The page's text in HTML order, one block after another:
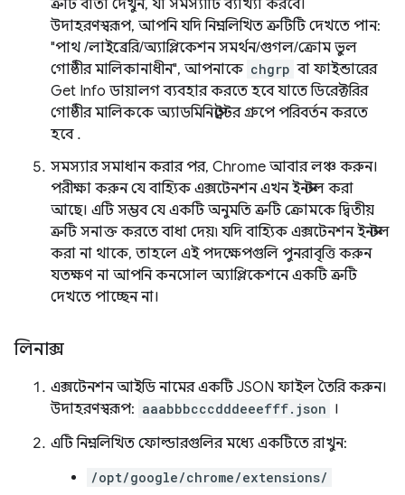
ত্রুটি বার্তা দেখুন, যা সমস্যাটি ব্যাখ্যা করবে।
উদাহরণস্বরূপ, আপনি যদি নিম্নলিখিত ত্রুটিটি দেখতে পান:
"পাথ /লাইব্রেরি/অ্যাপ্লিকেশন সমর্থন/গুগল/ক্রোম ভুল
গোষ্ঠীর মালিকানাধীন", আপনাকে chgrp বা ফাইন্ডারের
Get Info ডায়ালগ ব্যবহার করতে হবে যাতে ডিরেক্টরির
গোষ্ঠীর মালিককে অ্যাডমিনিস্ট্রেটর গ্রুপে পরিবর্তন করতে
হবে .
সমস্যার সমাধান করার পর, Chrome আবার লঞ্চ করুন।
পরীক্ষা করুন যে বাহ্যিক এক্সটেনশন এখন ইনস্টল করা
আছে। এটি সম্ভব যে একটি অনুমতি ত্রুটি ক্রোমকে দ্বিতীয়
ত্রুটি সনাক্ত করতে বাধা দেয়৷ যদি বাহ্যিক এক্সটেনশন ইনস্টল
করা না থাকে, তাহলে এই পদক্ষেপগুলি পুনরাবৃত্তি করুন
যতক্ষণ না আপনি কনসোল অ্যাপ্লিকেশনে একটি ত্রুটি
দেখতে পাচ্ছেন না।
লিনাক্স
এক্সটেনশন আইডি নামের একটি JSON ফাইল তৈরি করুন।
উদাহরণস্বরূপ: aaabbbcccdddeeefff.json ।
এটি নিম্নলিখিত ফোল্ডারগুলির মধ্যে একটিতে রাখুন:
/opt/google/chrome/extensions/